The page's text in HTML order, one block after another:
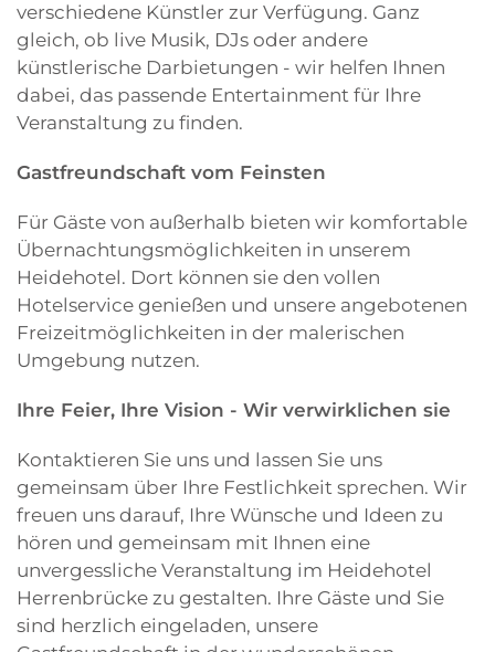
verschiedene Künstler zur Verfügung. Ganz
gleich, ob live Musik, DJs oder andere
künstlerische Darbietungen - wir helfen Ihnen
dabei, das passende Entertainment für Ihre
Veranstaltung zu finden.
Gastfreundschaft vom Feinsten
Für Gäste von außerhalb bieten wir komfortable
Übernachtungsmöglichkeiten in unserem
Heidehotel. Dort können sie den vollen
Hotelservice genießen und unsere angebotenen
Freizeitmöglichkeiten in der malerischen
Umgebung nutzen.
Ihre Feier, Ihre Vision - Wir verwirklichen sie
Kontaktieren Sie uns und lassen Sie uns
gemeinsam über Ihre Festlichkeit sprechen. Wir
freuen uns darauf, Ihre Wünsche und Ideen zu
hören und gemeinsam mit Ihnen eine
unvergessliche Veranstaltung im Heidehotel
Herrenbrücke zu gestalten. Ihre Gäste und Sie
sind herzlich eingeladen, unsere